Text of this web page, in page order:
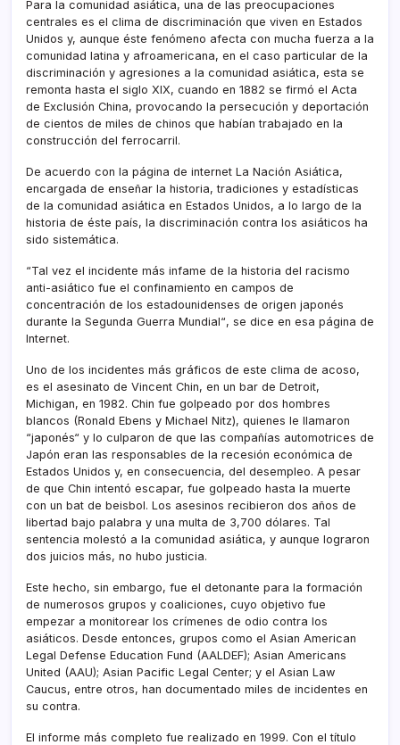
Para la comunidad asiática, una de las preocupaciones
centrales es el clima de discriminación que viven en Estados
Unidos y, aunque éste fenómeno afecta con mucha fuerza a la
comunidad latina y afroamericana, en el caso particular de la
discriminación y agresiones a la comunidad asiática, esta se
remonta hasta el siglo XIX, cuando en 1882 se firmó el Acta
de Exclusión China, provocando la persecución y deportación
de cientos de miles de chinos que habí­an trabajado en la
construcción del ferrocarril.
De acuerdo con la página de internet La Nación Asiática,
encargada de enseñar la historia, tradiciones y estadí­sticas
de la comunidad asiática en Estados Unidos, a lo largo de la
historia de éste paí­s, la discriminación contra los asiáticos ha
sido sistemática.
“Tal vez el incidente más infame de la historia del racismo
anti-asiático fue el confinamiento en campos de
concentración de los estadounidenses de origen japonés
durante la Segunda Guerra Mundial“, se dice en esa página de
Internet.
Uno de los incidentes más gráficos de este clima de acoso,
es el asesinato de Vincent Chin, en un bar de Detroit,
Michigan, en 1982. Chin fue golpeado por dos hombres
blancos (Ronald Ebens y Michael Nitz), quienes le llamaron
“japonés“ y lo culparon de que las compañí­as automotrices de
Japón eran las responsables de la recesión económica de
Estados Unidos y, en consecuencia, del desempleo. A pesar
de que Chin intentó escapar, fue golpeado hasta la muerte
con un bat de beisbol. Los asesinos recibieron dos años de
libertad bajo palabra y una multa de 3,700 dólares. Tal
sentencia molestó a la comunidad asiática, y aunque lograron
dos juicios más, no hubo justicia.
Este hecho, sin embargo, fue el detonante para la formación
de numerosos grupos y coaliciones, cuyo objetivo fue
empezar a monitorear los crí­menes de odio contra los
asiáticos. Desde entonces, grupos como el Asian American
Legal Defense Education Fund (AALDEF); Asian Americans
United (AAU); Asian Pacific Legal Center; y el Asian Law
Caucus, entre otros, han documentado miles de incidentes en
su contra.
El informe más completo fue realizado en 1999. Con el tí­tulo